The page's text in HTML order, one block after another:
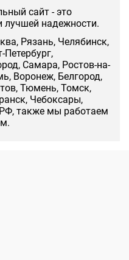
сайт - это
лучшей надежности.
Рязань, Челябинск,
Петербург,
Самара, Ростов-на-
Воронеж, Белгород,
Тюмень, Томск,
Чебоксары,
также мы работаем